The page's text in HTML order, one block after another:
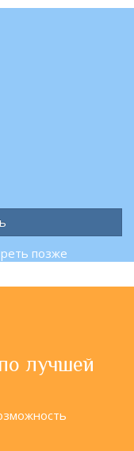
позже
лучшей